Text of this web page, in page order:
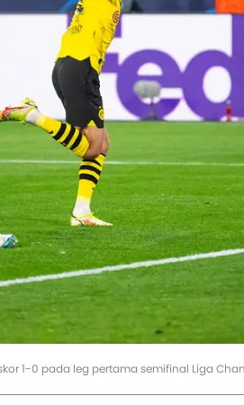
1-0 pada leg pertama semifinal Liga